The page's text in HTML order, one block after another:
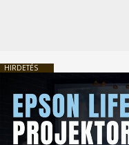
HIRDETÉS